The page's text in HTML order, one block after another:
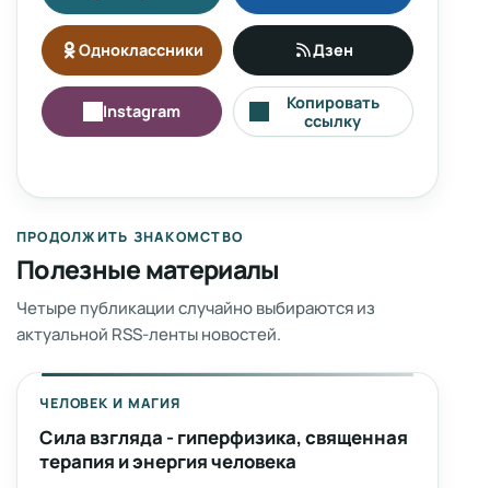
Одноклассники Дзен
Instagram
Копировать
ссылку
ПРОДОЛЖИТЬ ЗНАКОМСТВО
Полезные материалы
Четыре публикации случайно выбираются из
актуальной RSS-ленты новостей.
ЧЕЛОВЕК И МАГИЯ
Сила взгляда - гиперфизика, священная
терапия и энергия человека